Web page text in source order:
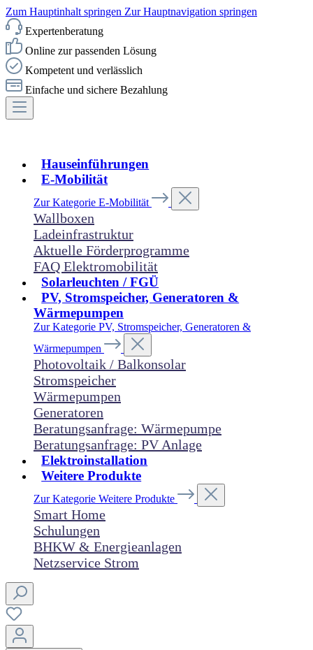
Zum Hauptinhalt springen Zur Hauptnavigation springen
Expertenberatung
Online zur passenden Lösung
Kompetent und verlässlich
Einfache und sichere Bezahlung
Hauseinführungen
E-Mobilität
Zur Kategorie E-Mobilität
Wallboxen
Ladeinfrastruktur
Aktuelle Förderprogramme
FAQ Elektromobilität
Solarleuchten / FGÜ
PV, Stromspeicher, Generatoren &
Wärmepumpen
Zur Kategorie PV, Stromspeicher, Generatoren &
Wärmepumpen
Photovoltaik / Balkonsolar
Stromspeicher
Wärmepumpen
Generatoren
Beratungsanfrage: Wärmepumpe
Beratungsanfrage: PV Anlage
Elektroinstallation
Weitere Produkte
Zur Kategorie Weitere Produkte
Smart Home
Schulungen
BHKW & Energieanlagen
Netzservice Strom